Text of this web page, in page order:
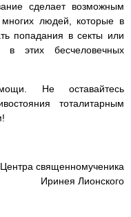
сделает возможным
людей, которые в
попадания в секты или
в этих бесчеловечных
Не оставайтесь
тоталитарным
священномученика
Иринея Лионского